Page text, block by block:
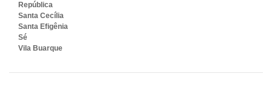
República
Santa Cecília
Santa Efigênia
Sé
Vila Buarque